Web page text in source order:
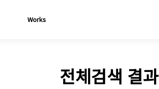
Works
전체검색 결과